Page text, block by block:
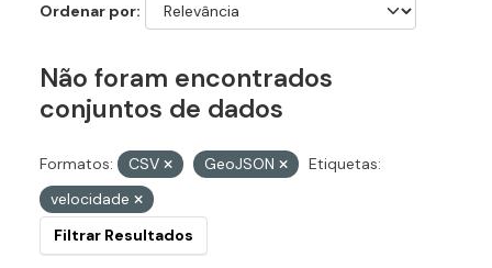
Ordenar por
Não foram encontrados
conjuntos de dados
Formatos: CSV GeoJSON
Etiquetas:
velocidade
Filtrar Resultados